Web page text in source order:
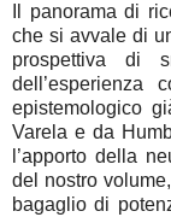
Il panorama di
che si avvale di
prospettiva di
dell’esperienza
epistemologico
Varela e da
l’apporto della
del nostro
bagaglio di